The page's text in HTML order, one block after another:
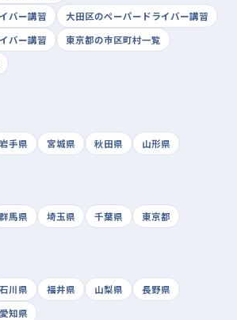
バー講習
大田区のペーパードライバー講習
バー講習
東京都の市区町村一覧
岩手県 宮城県 秋田県
山形県
群馬県 埼玉県 千葉県
東京都
石川県 福井県 山梨県
長野県
愛知県